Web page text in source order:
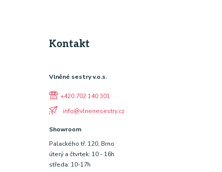
Kontakt
Vlněné sestry v.o.s.
+420 702 140 301
info@vlnenesestry.cz
Showroom
Palackého tř. 120, Brno
úterý a čtvrtek: 10 - 16h
středa: 10-17h